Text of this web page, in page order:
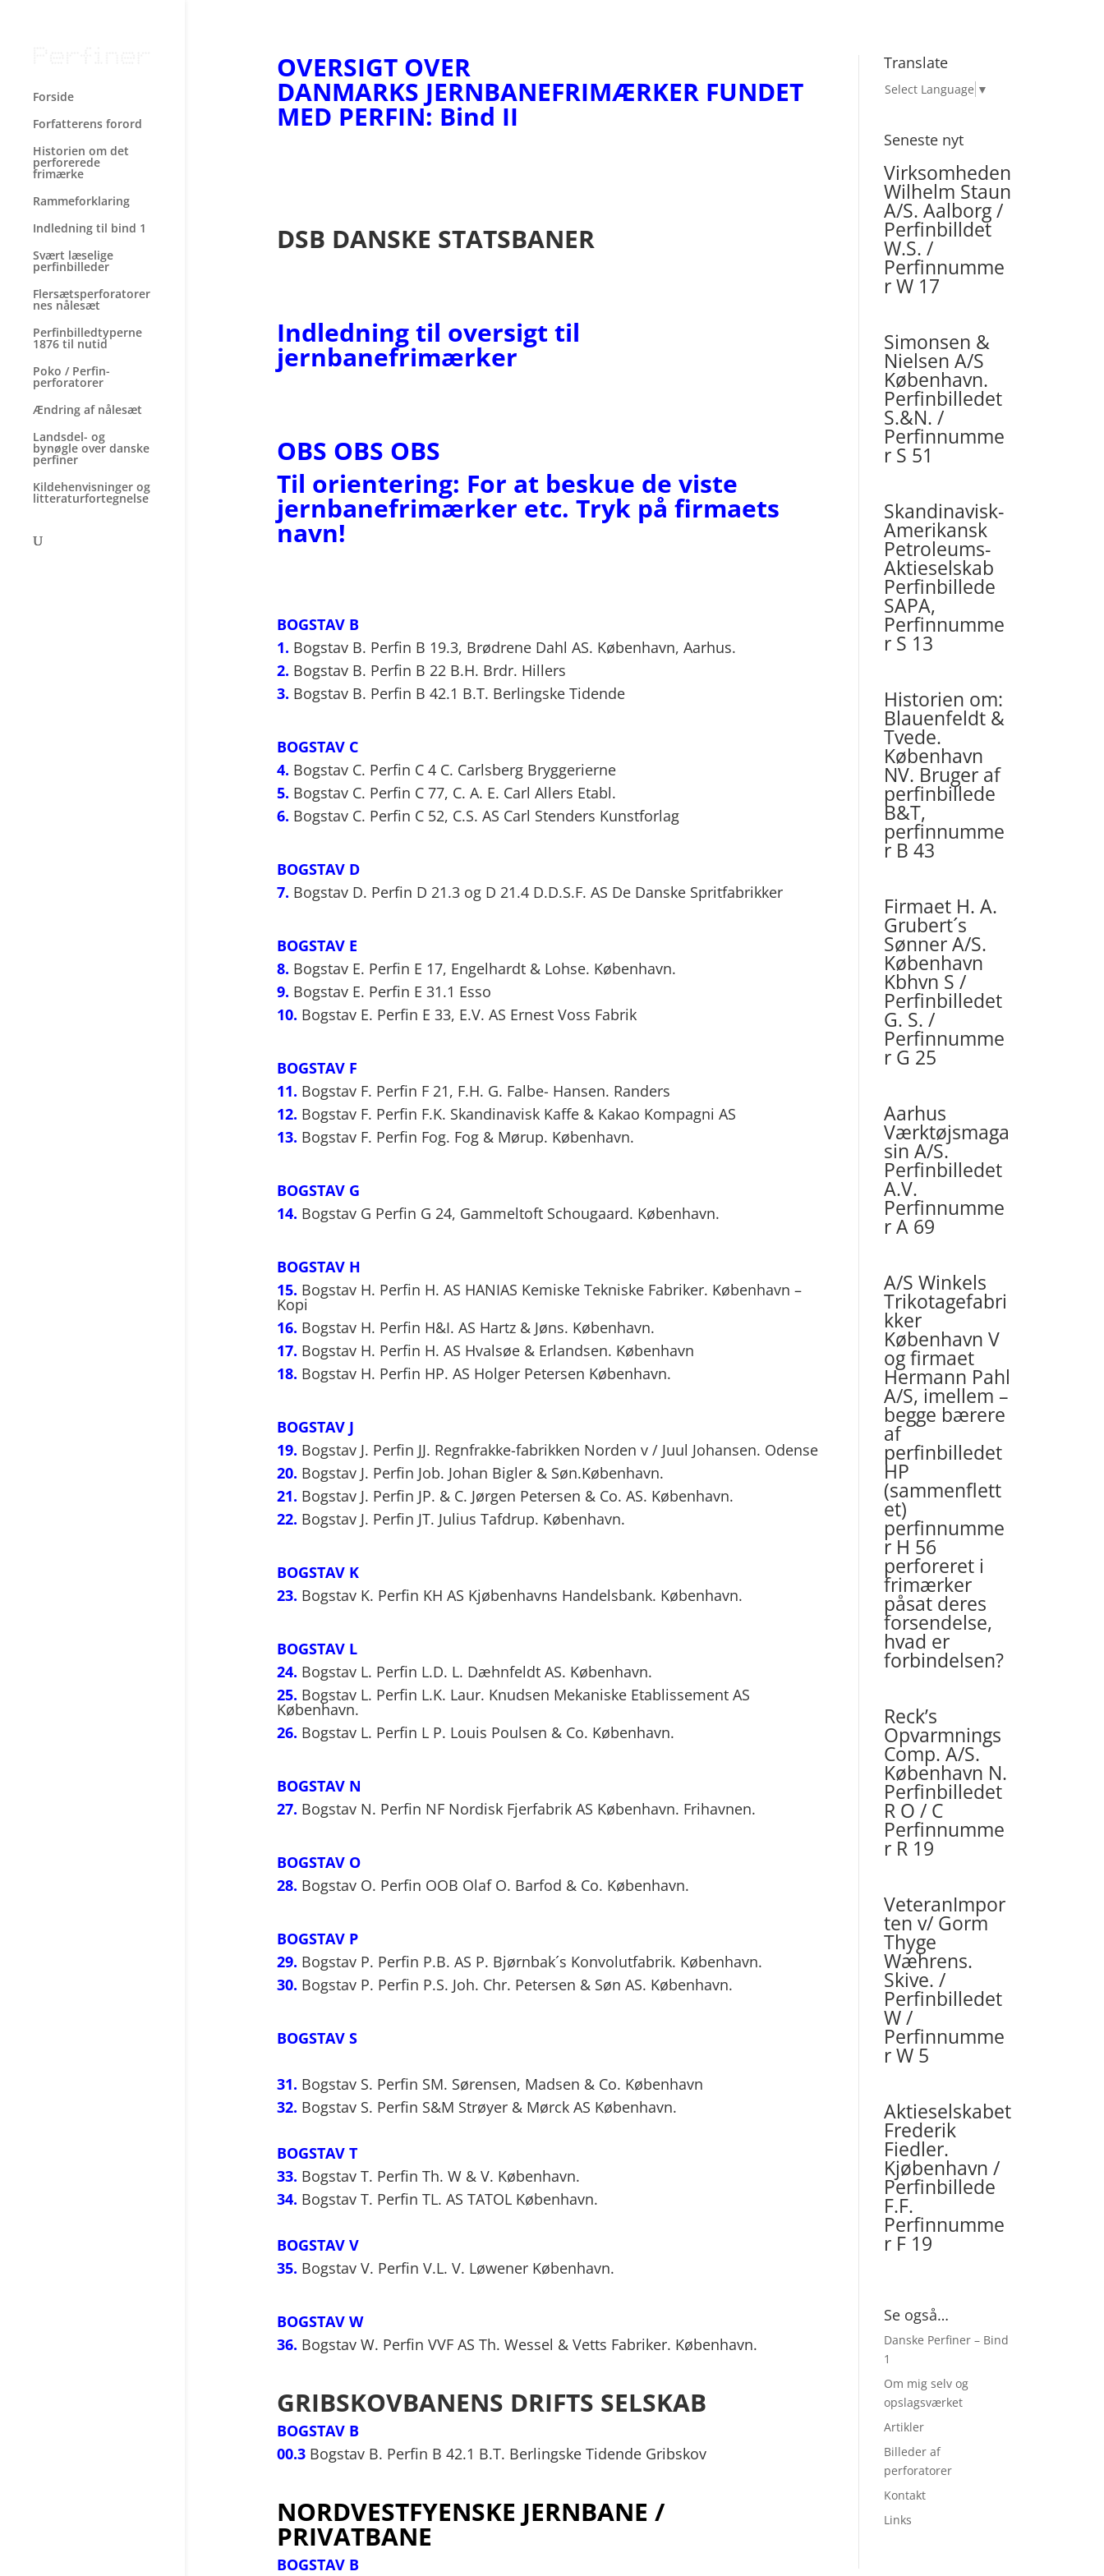
Forside
Forfatterens forord
Historien om det
perforerede
frimærke
Rammeforklaring
Indledning til bind 1
Svært læselige
perfinbilleder
Flersætsperforatorer
nes nålesæt
Perfinbilledtyperne
1876 til nutid
Poko / Perfin-
perforatorer
Ændring af nålesæt
Landsdel- og
bynøgle over danske
perfiner
Kildehenvisninger og
litteraturfortegnelse
OVERSIGT OVER
DANMARKS JERNBANEFRIMÆRKER FUNDET
MED PERFIN: Bind II
DSB DANSKE STATSBANER
Indledning til oversigt til
jernbanefrimærker
OBS OBS OBS
Til orientering: For at beskue de viste
jernbanefrimærker etc. Tryk på firmaets
navn!
BOGSTAV B
1. Bogstav B. Perfin B 19.3, Brødrene Dahl AS. København, Aarhus.
2. Bogstav B. Perfin B 22 B.H. Brdr. Hillers
3. Bogstav B. Perfin B 42.1 B.T. Berlingske Tidende
BOGSTAV C
4. Bogstav C. Perfin C 4 C. Carlsberg Bryggerierne
5. Bogstav C. Perfin C 77, C. A. E. Carl Allers Etabl.
6. Bogstav C. Perfin C 52, C.S. AS Carl Stenders Kunstforlag
BOGSTAV D
7. Bogstav D. Perfin D 21.3 og D 21.4 D.D.S.F. AS De Danske Spritfabrikker
BOGSTAV E
8. Bogstav E. Perfin E 17, Engelhardt & Lohse. København.
9. Bogstav E. Perfin E 31.1 Esso
10. Bogstav E. Perfin E 33, E.V. AS Ernest Voss Fabrik
BOGSTAV F
11. Bogstav F. Perfin F 21, F.H. G. Falbe- Hansen. Randers
12. Bogstav F. Perfin F.K. Skandinavisk Kaffe & Kakao Kompagni AS
13. Bogstav F. Perfin Fog. Fog & Mørup. København.
BOGSTAV G
14. Bogstav G Perfin G 24, Gammeltoft Schougaard. København.
BOGSTAV H
15. Bogstav H. Perfin H. AS HANIAS Kemiske Tekniske Fabriker. København –
Kopi
16. Bogstav H. Perfin H&I. AS Hartz & Jøns. København.
17. Bogstav H. Perfin H. AS Hvalsøe & Erlandsen. København
18. Bogstav H. Perfin HP. AS Holger Petersen København.
BOGSTAV J
19. Bogstav J. Perfin JJ. Regnfrakke-fabrikken Norden v / Juul Johansen. Odense
20. Bogstav J. Perfin Job. Johan Bigler & Søn.København.
21. Bogstav J. Perfin JP. & C. Jørgen Petersen & Co. AS. København.
22. Bogstav J. Perfin JT. Julius Tafdrup. København.
BOGSTAV K
23. Bogstav K. Perfin KH AS Kjøbenhavns Handelsbank. København.
BOGSTAV L
24. Bogstav L. Perfin L.D. L. Dæhnfeldt AS. København.
25. Bogstav L. Perfin L.K. Laur. Knudsen Mekaniske Etablissement AS
København.
26. Bogstav L. Perfin L P. Louis Poulsen & Co. København.
BOGSTAV N
27. Bogstav N. Perfin NF Nordisk Fjerfabrik AS København. Frihavnen.
BOGSTAV O
28. Bogstav O. Perfin OOB Olaf O. Barfod & Co. København.
BOGSTAV P
29. Bogstav P. Perfin P.B. AS P. Bjørnbak´s Konvolutfabrik. København.
30. Bogstav P. Perfin P.S. Joh. Chr. Petersen & Søn AS. København.
BOGSTAV S
31. Bogstav S. Perfin SM. Sørensen, Madsen & Co. København
32. Bogstav S. Perfin S&M Strøyer & Mørck AS København.
BOGSTAV T
33. Bogstav T. Perfin Th. W & V. København.
34. Bogstav T. Perfin TL. AS TATOL København.
BOGSTAV V
35. Bogstav V. Perfin V.L. V. Løwener København.
BOGSTAV W
36. Bogstav W. Perfin VVF AS Th. Wessel & Vetts Fabriker. København.
GRIBSKOVBANENS DRIFTS SELSKAB
BOGSTAV B
00.3Bogstav B. Perfin B 42.1 B.T. Berlingske Tidende Gribskov
NORDVESTFYENSKE JERNBANE /
PRIVATBANE
BOGSTAV B
Translate
Select Language ▼
Seneste nyt
Virksomheden
Wilhelm Staun
A/S. Aalborg /
Perfinbilldet
W.S. /
Perfinnumme
r W 17
Simonsen &
Nielsen A/S
København.
Perfinbilledet
S.&N. /
Perfinnumme
r S 51
Skandinavisk-
Amerikansk
Petroleums-
Aktieselskab
Perfinbillede
SAPA,
Perfinnumme
r S 13
Historien om:
Blauenfeldt &
Tvede.
København
NV. Bruger af
perfinbillede
B&T,
perfinnumme
r B 43
Firmaet H. A.
Grubert´s
Sønner A/S.
København
Kbhvn S /
Perfinbilledet
G. S. /
Perfinnumme
r G 25
Aarhus
Værktøjsmaga
sin A/S.
Perfinbilledet
A.V.
Perfinnumme
r A 69
A/S Winkels
Trikotagefabri
kker
København V
og firmaet
Hermann Pahl
A/S, imellem –
begge bærere
af
perfinbilledet
HP
(sammenflett
et)
perfinnumme
r H 56
perforeret i
frimærker
påsat deres
forsendelse,
hvad er
forbindelsen?
Reck’s
Opvarmnings
Comp. A/S.
København N.
Perfinbilledet
R O / C
Perfinnumme
r R 19
VeteranImpor
ten v/ Gorm
Thyge
Wæhrens.
Skive. /
Perfinbilledet
W /
Perfinnumme
r W 5
Aktieselskabet
Frederik
Fiedler.
Kjøbenhavn /
Perfinbillede
F.F.
Perfinnumme
r F 19
Se også…
Danske Perfiner – Bind
1
Om mig selv og
opslagsværket
Artikler
Billeder af
perforatorer
Kontakt
Links